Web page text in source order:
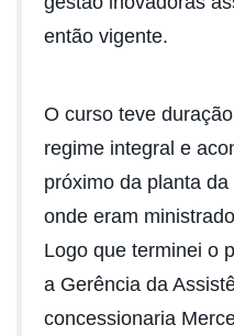
então vigente.
O curso teve
regime integral e
próximo da planta
onde eram
Logo que terminei o
a Gerência da
concessionaria